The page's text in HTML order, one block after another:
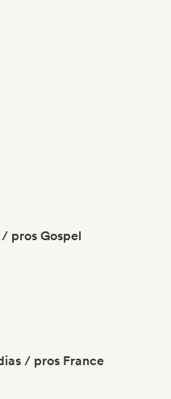
pros Gospel
/ pros France